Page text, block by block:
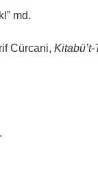
md.
Cürcani,